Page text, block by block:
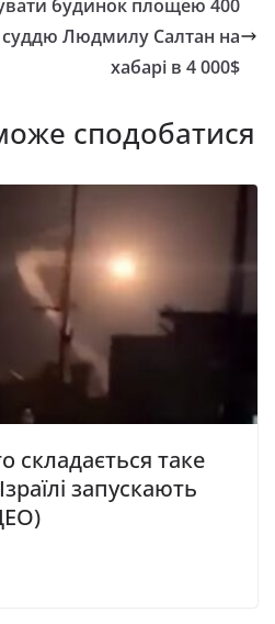
будинок площею 400
Людмилу Салтан на
хабарі в 4 000$
сподобатися
складається таке
запускають